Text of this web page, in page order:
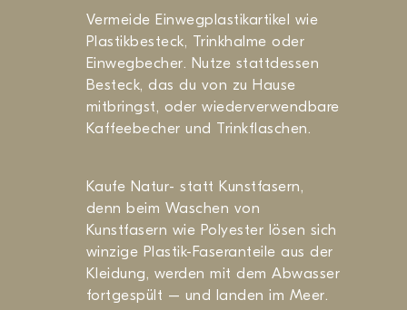
Vermeide Einwegplastikartikel wie
Plastikbesteck, Trinkhalme oder
Einwegbecher. Nutze stattdessen
Besteck, das du von zu Hause
mitbringst, oder wiederverwendbare
Kaffeebecher und Trinkflaschen.
Kaufe Natur- statt Kunstfasern,
denn beim Waschen von
Kunstfasern wie Polyester lösen sich
winzige Plastik-Faseranteile aus der
Kleidung, werden mit dem Abwasser
fortgespült – und landen im Meer.